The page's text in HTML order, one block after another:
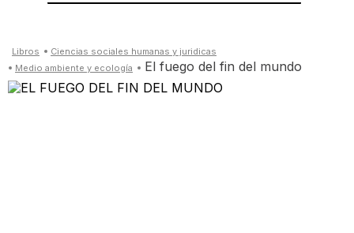
ciencias sociales humanas y juridicas
medio ambiente y ecología
el fuego del fin del mundo